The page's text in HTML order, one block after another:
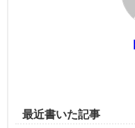
最近書いた記事